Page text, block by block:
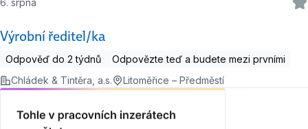
Výrobní ředitel/ka
6. srpna
Odpověď do 2 týdnů
Odpovězte teď a budete mezi prvními
Chládek & Tintěra, a.s.
Litoměřice – Předměstí